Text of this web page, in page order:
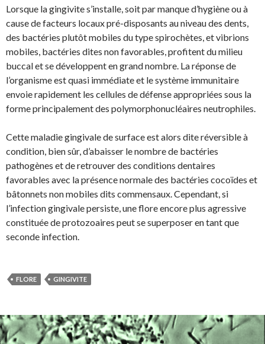
Lorsque la gingivite s’installe, soit par manque d’hygiène ou à
cause de facteurs locaux pré-disposants au niveau des dents,
des bactéries plutôt mobiles du type spirochètes, et vibrions
mobiles, bactéries dites non favorables, profitent du milieu
buccal et se développent en grand nombre. La réponse de
l’organisme est quasi immédiate et le système immunitaire
envoie rapidement les cellules de défense appropriées sous la
forme principalement des polymorphonucléaires neutrophiles.
Cette maladie gingivale de surface est alors dite réversible à
condition, bien sûr, d’abaisser le nombre de bactéries
pathogènes et de retrouver des conditions dentaires
favorables avec la présence normale des bactéries cocoïdes et
bâtonnets non mobiles dits commensaux. Cependant, si
l’infection gingivale persiste, une flore encore plus agressive
constituée de protozoaires peut se superposer en tant que
seconde infection.
FLORE GINGIVITE